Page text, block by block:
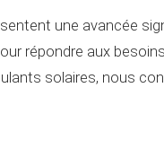
une avancée
répondre aux
solaires, nous